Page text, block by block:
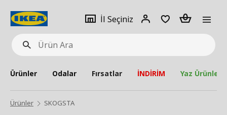
Ürün
Ara
İl Seçiniz
Giriş
Adet
Ürünler Odalar Fırsatlar İNDİRİM Yaz Ürünleri
Ürünler SKOGSTA